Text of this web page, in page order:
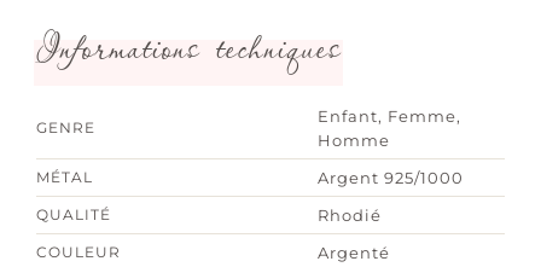
Informations techniques
GENRE
Enfant, Femme,
Homme
MÉTAL Argent 925/1000
QUALITÉ Rhodié
COULEUR Argenté